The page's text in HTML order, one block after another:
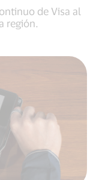
de Visa al
región.